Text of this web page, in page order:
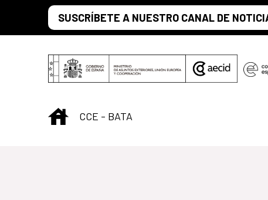
Saltar al contenido principal
SUSCRÍBETE A NUESTRO CANAL DE
INICIO
CCE - BATA